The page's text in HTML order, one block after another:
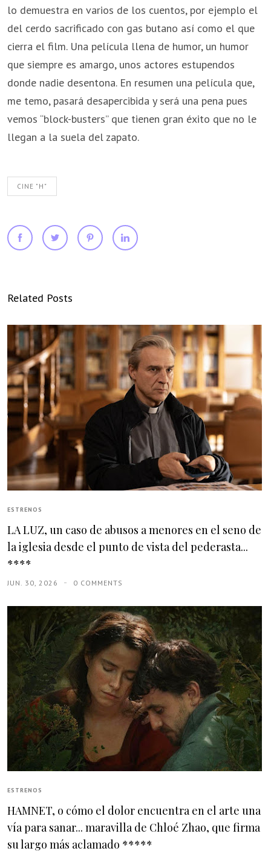
lo demuestra en varios de los cuentos, por ejemplo el
del cerdo sacrificado con gas butano así como el que
cierra el film. Una película llena de humor, un humor
que siempre es amargo, unos actores estupendos
donde nadie desentona. En resumen una película que,
me temo, pasará desapercibida y será una pena pues
vemos “block-busters” que tienen gran éxito que no le
llegan a la suela del zapato.
CINE "H"
Related Posts
ESTRENOS
LA LUZ, un caso de abusos a menores en el seno de
la iglesia desde el punto de vista del pederasta...
****
JUN. 30, 2026 0 COMMENTS
ESTRENOS
HAMNET, o cómo el dolor encuentra en el arte una
vía para sanar... maravilla de Chloé Zhao, que firma
su largo más aclamado *****